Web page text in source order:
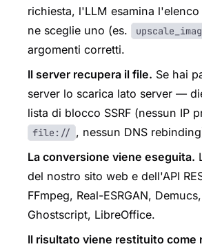
richiesta, l'LLM esamina
ne sceglie uno (es.
argomenti corretti.
Il server recupera il file. Se hai
server lo scarica lato server —
lista di blocco SSRF (nessun IP
file:// , nessun DNS
La conversione viene eseguita.
del nostro sito web e dell'API
FFmpeg, Real-ESRGAN,
Ghostscript, LibreOffice.
Il risultato viene restituito come